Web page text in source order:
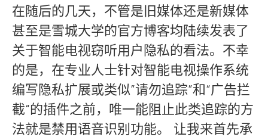
在随后的几天，不管是旧媒体还是新媒体
甚至是雪城大学的官方博客均陆续发表了
关于智能电视窃听用户隐私的看法。不幸
的是，在专业人士针对智能电视操作系统
编写隐私扩展或类似”请勿追踪”和“广告拦
截“的插件之前，唯一能阻止此类追踪的方
法就是禁用语音识别功能。 让我来首先承